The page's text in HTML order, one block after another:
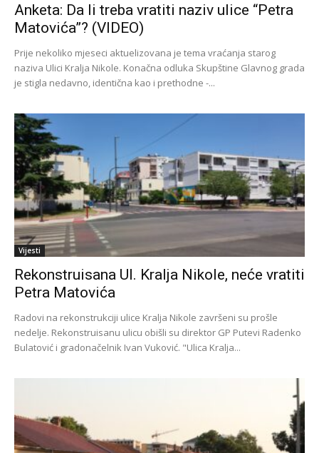
Anketa: Da li treba vratiti naziv ulice “Petra
Matovića”? (VIDEO)
Prije nekoliko mjeseci aktuelizovana je tema vraćanja starog
naziva Ulici Kralja Nikole. Konačna odluka Skupštine Glavnog grada
je stigla nedavno, identična kao i prethodne -...
Vijesti
Rekonstruisana Ul. Kralja Nikole, neće vratiti
Petra Matovića
Radovi na rekonstrukciji ulice Kralja Nikole završeni su prošle
nedelje. Rekonstruisanu ulicu obišli su direktor GP Putevi Radenko
Bulatović i gradonačelnik Ivan Vuković. "Ulica Kralja...